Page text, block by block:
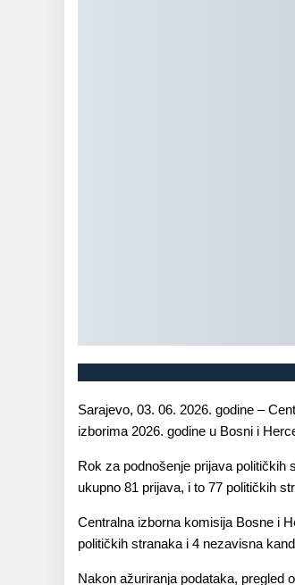
Sarajevo, 03. 06. 2026. godine –
izborima 2026. godine u Bosni i
Rok za podnošenje prijava političkih
ukupno 81 prijava, i to 77 političkih
Centralna izborna komisija Bosne i
političkih stranaka i 4 nezavisna
Nakon ažuriranja podataka, pregled